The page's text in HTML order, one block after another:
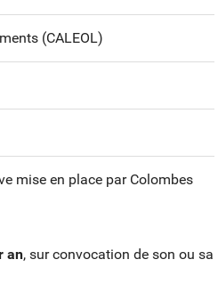
(CALEOL)
mise en place par Colombes
an, sur convocation de son ou sa